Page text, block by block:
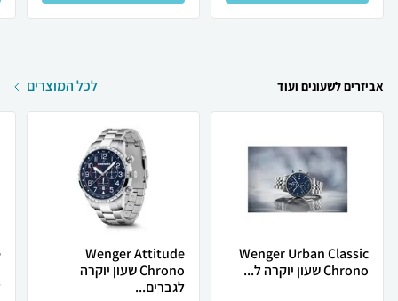
אביזרים לשעונים ועוד לכל המוצרים
Wenger Urban Classic
Chrono שעון יוקרה ל...
Wenger Attitude
Chrono שעון יוקרה
לגברים...